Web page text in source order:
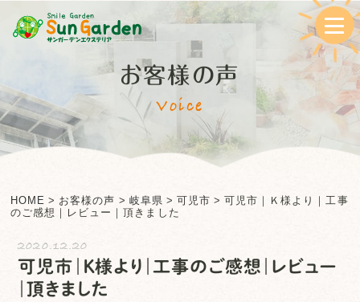
お客様の声
Voice
HOME > お客様の声 > 岐阜県 > 可児市 >可児市｜Ｋ様より｜工事
のご感想｜レビュー｜頂きました
2020.12.20
可児市｜Ｋ様より｜工事のご感想｜レビュー
｜頂きました